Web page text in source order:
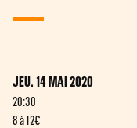
JEU. 14 MAI 2020
20:30
8 à 12€